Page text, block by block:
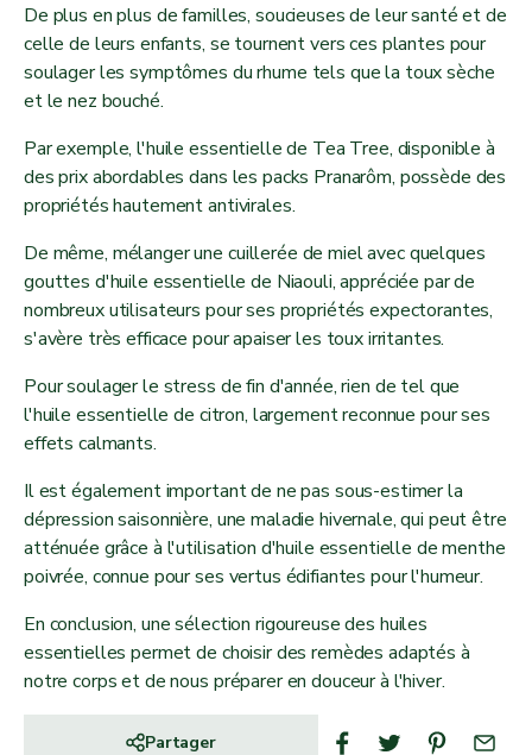
De plus en plus de familles, soucieuses de leur santé et de
celle de leurs enfants, se tournent vers ces plantes pour
soulager les symptômes du rhume tels que la toux sèche
et le nez bouché.
Par exemple, l'huile essentielle de Tea Tree, disponible à
des prix abordables dans les packs Pranarôm, possède des
propriétés hautement antivirales.
De même, mélanger une cuillerée de miel avec quelques
gouttes d'huile essentielle de Niaouli, appréciée par de
nombreux utilisateurs pour ses propriétés expectorantes,
s'avère très efficace pour apaiser les toux irritantes.
Pour soulager le stress de fin d'année, rien de tel que
l'huile essentielle de citron, largement reconnue pour ses
effets calmants.
Il est également important de ne pas sous-estimer la
dépression saisonnière, une maladie hivernale, qui peut être
atténuée grâce à l'utilisation d'huile essentielle de menthe
poivrée, connue pour ses vertus édifiantes pour l'humeur.
En conclusion, une sélection rigoureuse des huiles
essentielles permet de choisir des remèdes adaptés à
notre corps et de nous préparer en douceur à l'hiver.
Partager